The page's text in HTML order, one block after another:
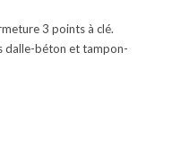
3 points à clé.
dalle-béton et tampon-